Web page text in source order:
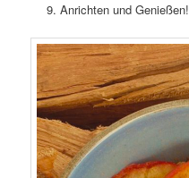
Anrichten und Genießen!